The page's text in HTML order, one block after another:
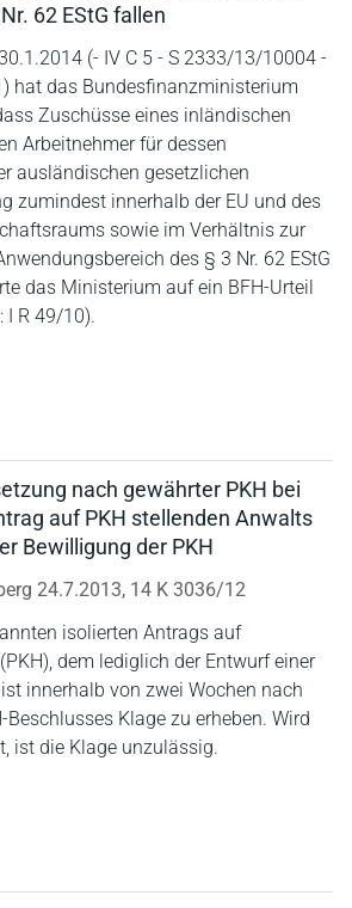
62 EStG fallen
(- IV C 5 - S 2333/13/10004 -
hat das Bundesfinanzministerium
Zuschüsse eines inländischen
Arbeitnehmer für dessen
ausländischen gesetzlichen
zumindest innerhalb der EU und des
sowie im Verhältnis zur
des § 3 Nr. 62 EStG
das Ministerium auf ein BFH-Urteil
I R 49/10).
nach gewährter PKH bei
auf PKH stellenden Anwalts
Bewilligung der PKH
24.7.2013, 14 K 3036/12
isolierten Antrags auf
dem lediglich der Entwurf einer
innerhalb von zwei Wochen nach
Klage zu erheben. Wird
ist die Klage unzulässig.